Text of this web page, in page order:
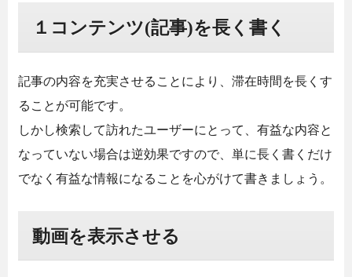
１コンテンツ(記事)を長く書く
記事の内容を充実させることにより、滞在時間を長くす
ることが可能です。
しかし検索して訪れたユーザーにとって、有益な内容と
なっていない場合は逆効果ですので、単に長く書くだけ
でなく有益な情報になることを心がけて書きましょう。
動画を表示させる